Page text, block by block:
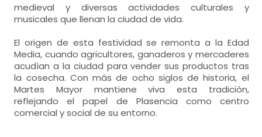
medieval y diversas actividades culturales y
musicales que llenan la ciudad de vida.
El origen de esta festividad se remonta a la Edad
Media, cuando agricultores, ganaderos y mercaderes
acudían a la ciudad para vender sus productos tras
la cosecha. Con más de ocho siglos de historia, el
Martes Mayor mantiene viva esta tradición,
reflejando el papel de Plasencia como centro
comercial y social de su entorno.